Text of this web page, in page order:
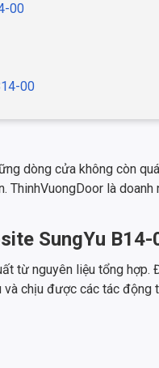
00
00
dòng cửa không còn
ThinhVuongDoor là
SungYu B14-
từ nguyên liệu tổng
chịu được các tác